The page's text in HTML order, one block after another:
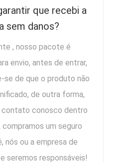
que recebi a
sem danos?
, nosso pacote é
envio, antes de entrar,
se de que o produto não
de outra forma,
conosco dentro
compramos um seguro
nós ou a empresa de
seremos responsáveis!